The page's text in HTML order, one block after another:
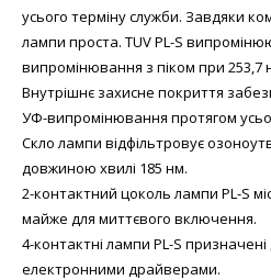
усього терміну служби. Завдяки
лампи проста. TUV PL-S
випромінювання з піком при 253,7
Внутрішнє захисне покриття
УФ-випромінювання протягом
Скло лампи відфільтровує
довжиною хвилі 185 нм.
2-контактний цоколь лампи PL-S
майже для миттєвого включення.
4-контактні лампи PL-S
електронними драйверами.